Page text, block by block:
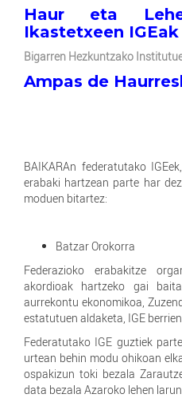
Haur eta
Ikastetxeen IGEak
Bigarren Hezkuntzako
Ampas de
BAIKARAn federatutako
erabaki hartzean parte har
moduen bitartez:
Batzar Orokorra
Federazioko erabakitze
akordioak hartzeko gai
aurrekontu ekonomikoa,
estatutuen aldaketa, IGE
Federatutako IGE guztiek
urtean behin modu ohikoan
ospakizun toki bezala
data bezala Azaroko lehen